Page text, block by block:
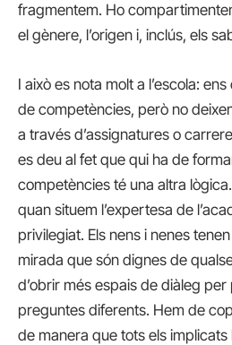
fragmentem. Ho
el gènere, l’origen i, inclús, els
I això es nota molt a l’escola:
de competències, però no
a través d’assignatures o
es deu al fet que qui ha de
competències té una altra
quan situem l’expertesa de
privilegiat. Els nens i nenes
mirada que són dignes de
d’obrir més espais de diàleg
preguntes diferents. Hem de
de manera que tots els implicats